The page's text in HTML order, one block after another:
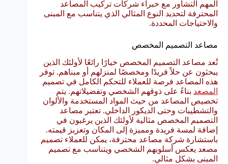
المهم التشاور مع خبراء شركات تركيب المصاعد
المحترفة لتحديد النوع المثالي الذي يتناسب مع المبنى
والاحتياجات المحددة.
مصاعد التصميم المخصص
تُعد مصاعد التصميم المخصص خيارًا رائعًا لأولئك الذين
يبحثون عن حلاً فريدًا ومخصصًا لمنزلهم أو مبناهم. توفر
هذه المصاعد فرصة للعملاء للتحكم الكامل في تصميم
المصعد بناءً على ذوقهم الشخصي وتفضيلاتهم. يتم
تخصيص المصاعد من حيث المواد المستخدمة والألوان
والتشطيبات وحتى الديكور الداخلي. تعتبر مصاعد
التصميم المخصص مثالية لأولئك الذين يرغبون في
إضافة لمسة فريدة ومميزة إلى المكان وتعزيز قيمته.
باستشارة شركة مصاعد محترفة، يمكن للعملاء تصميم
مصعد يعكس أسلوبهم الشخصي ويتناسب مع تصميم
المبنى بشكل مثالي.